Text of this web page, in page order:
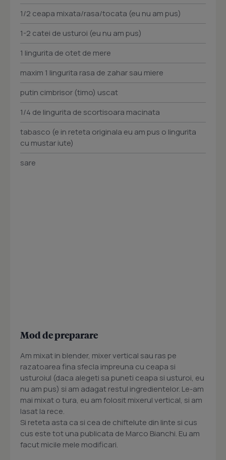
1/2 ceapa mixata/rasa/tocata (eu nu am pus)
1-2 catei de usturoi (eu nu am pus)
1 lingurita de otet de mere
maxim 1 lingurita rasa de zahar sau miere
putin cimbrisor (timo) uscat
1/4 de lingurita de scortisoara macinata
tabasco (e in reteta originala eu am pus o lingurita
cu mustar iute)
sare
Mod de preparare
Am mixat in blender, mixer vertical sau ras pe
razatoarea fina sfecla impreuna cu ceapa si
usturoiul (daca alegeti sa puneti ceapa si usturoi, eu
nu am pus) si am adagat restul ingredientelor. Le-am
mai mixat o tura, eu am folosit mixerul vertical, si am
lasat la rece.
Si reteta asta ca si cea de chiftelute din linte si cus
cus este tot una publicata de Marco Bianchi. Eu am
facut micile mele modificari.